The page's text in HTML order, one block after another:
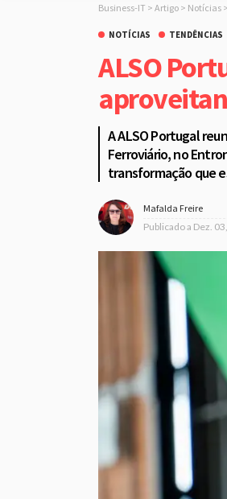
Business-IT > Artigo > Notícias >
NOTÍCIAS TENDÊNCIAS
ALSO
A ALSO Portugal
Ferroviário, no
transformação que
Mafalda Freire
Publicado a Dez.